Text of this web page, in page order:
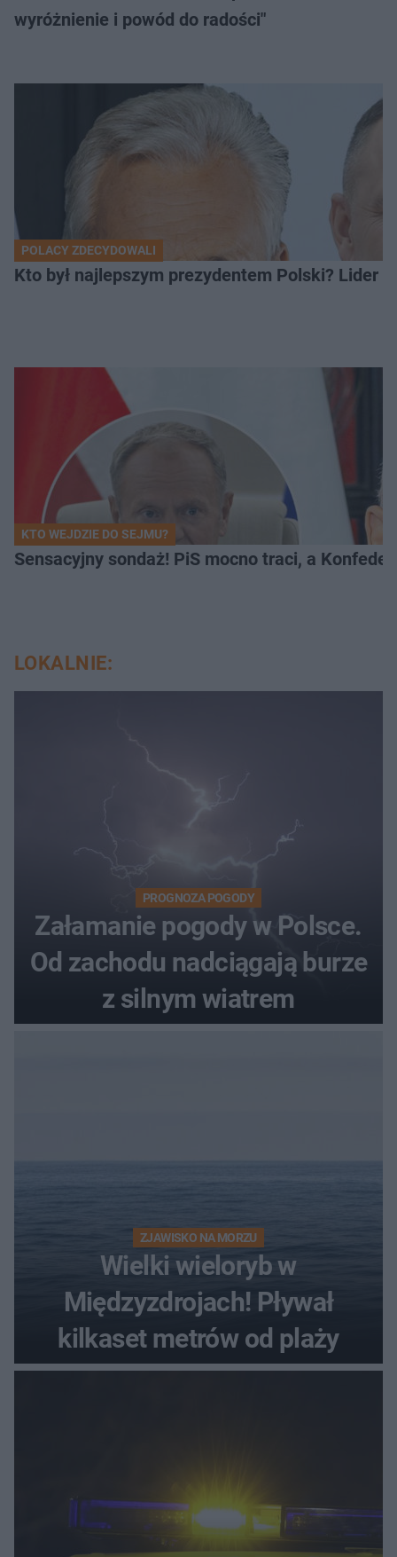
wyróżnienie i powód do radości"
POLACY ZDECYDOWALI
Kto był najlepszym prezydentem Polski? Lider
KTO WEJDZIE DO SEJMU?
Sensacyjny sondaż! PiS mocno traci, a
LOKALNIE:
PROGNOZA POGODY
Załamanie pogody w Polsce.
Od zachodu nadciągają burze
z silnym wiatrem
ZJAWISKO NA MORZU
Wielki wieloryb w
Międzyzdrojach! Pływał
kilkaset metrów od plaży